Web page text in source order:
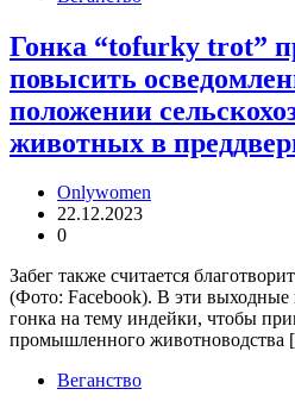
Гонка “tofurky trot”
повысить
положении
животных в
Onlywomen
22.12.2023
0
Забег также считается
(Фото: Facebook). В эти
гонка на тему индейки, чтобы
промышленного
Веганство